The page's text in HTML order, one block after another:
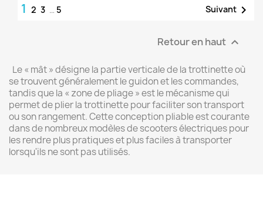
1 2 3 … 5 Suivant 
Retour en haut 
Le « mât » désigne la partie verticale de la trottinette où
se trouvent généralement le guidon et les commandes,
tandis que la « zone de pliage » est le mécanisme qui
permet de plier la trottinette pour faciliter son transport
ou son rangement. Cette conception pliable est courante
dans de nombreux modèles de scooters électriques pour
les rendre plus pratiques et plus faciles à transporter
lorsqu'ils ne sont pas utilisés.